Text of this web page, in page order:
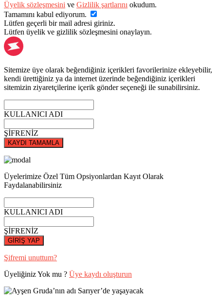
Üyelik sözleşmesini ve Gizlilik şartlarını okudum.
Tamamını kabul ediyorum.
Lütfen geçerli bir mail adresi giriniz.
Lütfen üyelik ve gizlilik sözleşmesini onaylayın.
Sitemize üye olarak beğendiğiniz içerikleri favorilerinize ekleyebilir,
kendi ürettiğiniz ya da internet üzerinde beğendiğiniz içerikleri
sitemizin ziyaretçilerine içerik gönder seçeneği ile sunabilirsiniz.
KULLANICI ADI
ŞİFRENİZ
KAYDI TAMAMLA
Üyelerimize Özel Tüm Opsiyonlardan Kayıt Olarak
Faydalanabilirsiniz
KULLANICI ADI
ŞİFRENİZ
GİRİŞ YAP
Şifremi unuttum?
Üyeliğiniz Yok mu ? Üye kaydı oluşturun